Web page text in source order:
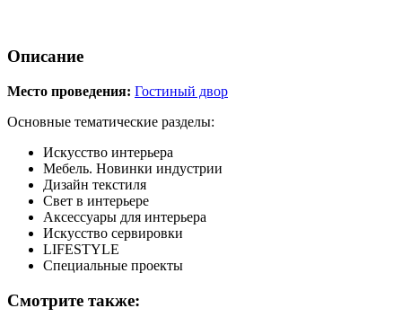
Описание
Место проведения: Гостиный двор
Основные тематические разделы:
Искусство интерьера
Мебель. Новинки индустрии
Дизайн текстиля
Cвет в интерьере
Аксессуары для интерьера
Искусство сервировки
LIFESTYLE
Специальные проекты
Смотрите также: